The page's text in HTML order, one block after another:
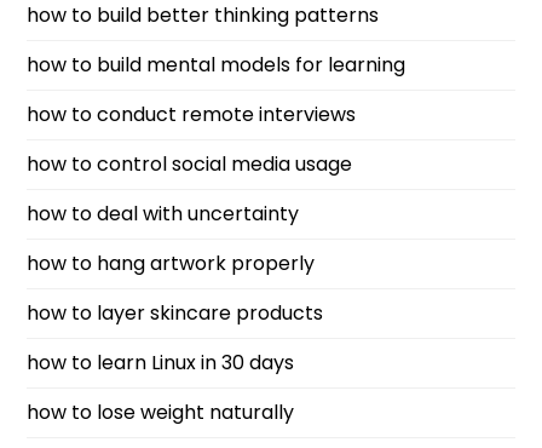
how to build better thinking patterns
how to build mental models for learning
how to conduct remote interviews
how to control social media usage
how to deal with uncertainty
how to hang artwork properly
how to layer skincare products
how to learn Linux in 30 days
how to lose weight naturally